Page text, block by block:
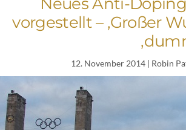
vorgestellt – ‚Großer
12. November 2014| Robin